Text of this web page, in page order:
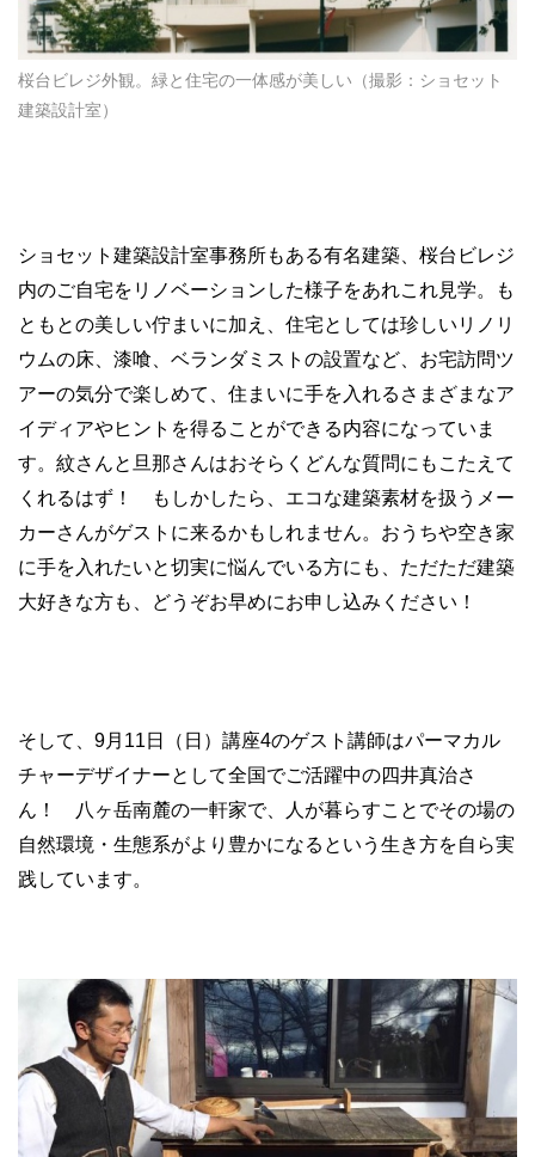
桜台ビレジ外観。緑と住宅の一体感が美しい（撮影：ショセット
建築設計室）
ショセット建築設計室事務所もある有名建築、桜台ビレジ
内のご自宅をリノベーションした様子をあれこれ見学。も
ともとの美しい佇まいに加え、住宅としては珍しいリノリ
ウムの床、漆喰、ベランダミストの設置など、お宅訪問ツ
アーの気分で楽しめて、住まいに手を入れるさまざまなア
イディアやヒントを得ることができる内容になっていま
す。紋さんと旦那さんはおそらくどんな質問にもこたえて
くれるはず！ もしかしたら、エコな建築素材を扱うメー
カーさんがゲストに来るかもしれません。おうちや空き家
に手を入れたいと切実に悩んでいる方にも、ただただ建築
大好きな方も、どうぞお早めにお申し込みください！
そして、9月11日（日）講座4のゲスト講師はパーマカル
チャーデザイナーとして全国でご活躍中の四井真治さ
ん！ 八ヶ岳南麓の一軒家で、人が暮らすことでその場の
自然環境・生態系がより豊かになるという生き方を自ら実
践しています。